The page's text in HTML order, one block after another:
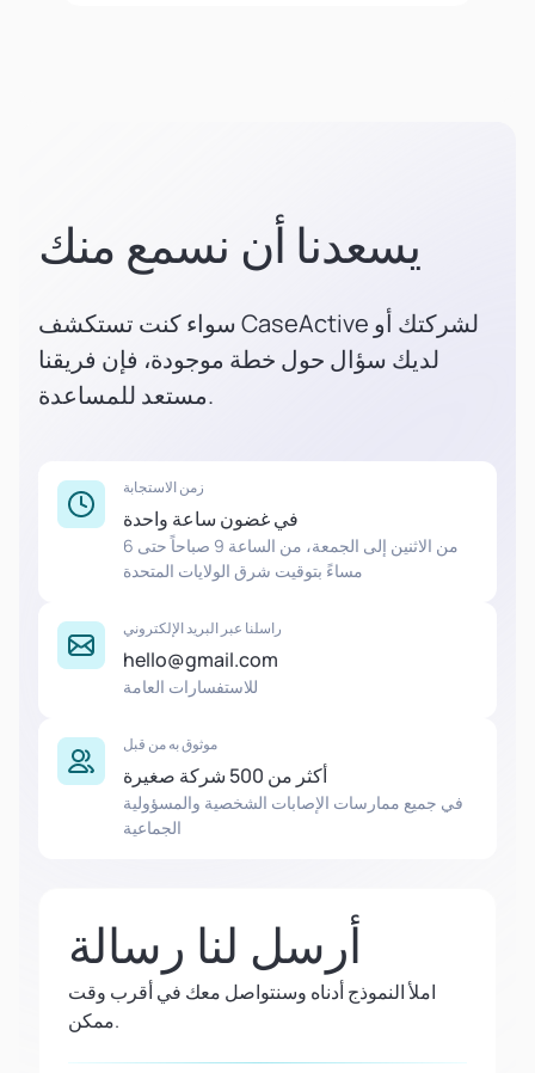
يسعدنا أن نسمع منك
سواء كنت تستكشف CaseActive لشركتك أو
لديك سؤال حول خطة موجودة، فإن فريقنا
مستعد للمساعدة.
زمن الاستجابة
في غضون ساعة واحدة
من الاثنين إلى الجمعة، من الساعة 9 صباحاً حتى 6
مساءً بتوقيت شرق الولايات المتحدة
راسلنا عبر البريد الإلكتروني
hello@gmail.com
للاستفسارات العامة
موثوق به من قبل
أكثر من 500 شركة صغيرة
في جميع ممارسات الإصابات الشخصية والمسؤولية
الجماعية
أرسل لنا رسالة
املأ النموذج أدناه وسنتواصل معك في أقرب وقت
ممكن.